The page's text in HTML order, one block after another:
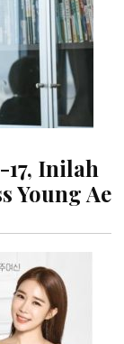
Inilah
Young Ae